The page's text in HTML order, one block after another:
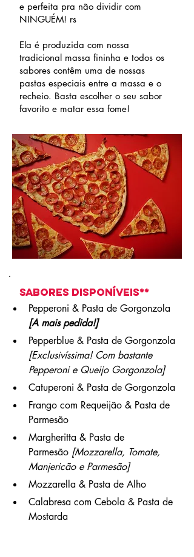
e perfeita pra não dividir com
NINGUÉM! rs
Ela é produzida com nossa
tradicional massa fininha e todos os
sabores contêm uma de nossas
pastas especiais entre a massa e o
recheio. Basta escolher o seu sabor
favorito e matar essa fome!
sabores disponíveis**
Pepperoni & Pasta de Gorgonzola
[A mais pedida!]
Pepperblue & Pasta de Gorgonzola
[Exclusivíssima! Com bastante
Pepperoni e Queijo Gorgonzola]
Catuperoni & Pasta de Gorgonzola
Frango com Requeijão & Pasta de
Parmesão
Margheritta & Pasta de
Parmesão [Mozzarella, Tomate,
Manjericão e Parmesão]
Mozzarella & Pasta de Alho
Calabresa com Cebola & Pasta de
Mostarda